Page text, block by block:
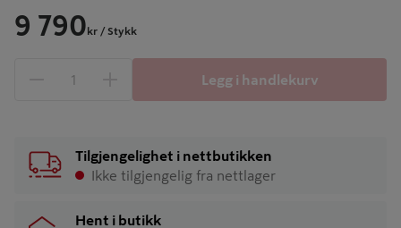
9 790 kr / Stykk
1 produkter
Legg i handlekurv
Tilgjengelighet i nettbutikken
Ikke tilgjengelig fra nettlager
Hent i butikk